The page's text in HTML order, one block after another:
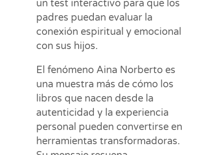
un test interactivo para que los
padres puedan evaluar la
conexión espiritual y emocional
con sus hijos.
El fenómeno Aina Norberto es
una muestra más de cómo los
libros que nacen desde la
autenticidad y la experiencia
personal pueden convertirse en
herramientas transformadoras.